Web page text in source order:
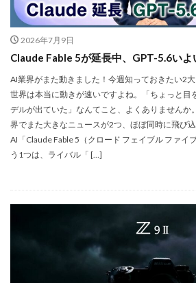
2026年7月9日
Claude Fable 5が延長中、GPT-5.6いよ
AI業界がまた動きました！今週知っておきたい2
世界は本当に動きが速いですよね。「ちょっと目
デルが出ていた」なんてこと、よくありませんか
界でまた大きなニュースが2つ、ほぼ同時に飛び
AI「Claude Fable 5（クロード フェイブル ファイ
う1つは、ライバル「 […]
dji ミラーレスカメラ
DJI 新型
EOS R1
EOS R5 MarkⅡ
EOS R6 Mark Ⅲ
EOS R8 Mark II
EOS RC
FE 24-200mm F2.8-4.5G OSS
FE
FE 50-105mm F2.8 G
FE 85mm
FE16mm F1.8 G
FE400-800mm
FX
FX5
GooglePixel
GPT-5.6
HomePod
iOS 16
iOS 18.3 iOS 26.4